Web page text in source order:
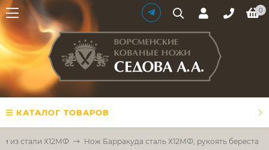
0
КАТАЛОГ ТОВАРОВ
из стали Х12МФ Нож Барракуда сталь Х12МФ, рукоять береста